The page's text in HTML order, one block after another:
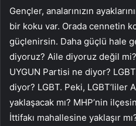
Gençler, analarınızın
bir koku var. Orada cennetin
güçlenirsin. Daha güçlü hale
diyoruz? Aile diyoruz değil
UYGUN Partisi ne diyor?
diyor? LGBT. Peki, LGBT’liler
yaklaşacak mı? MHP’nin
İttifakı mahallesine yaklaşır